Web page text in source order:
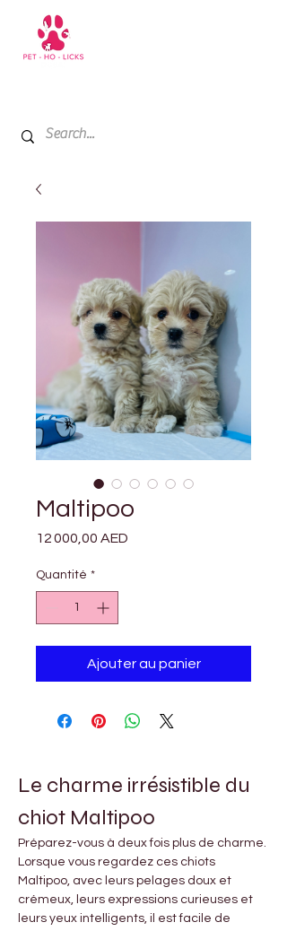
Maltipoo
12 000,00 AED
Quantité *
Ajouter au panier
Le charme irrésistible du
chiot Maltipoo
Préparez-vous à deux fois plus de charme.
Lorsque vous regardez ces chiots
Maltipoo, avec leurs pelages doux et
crémeux, leurs expressions curieuses et
leurs yeux intelligents, il est facile de